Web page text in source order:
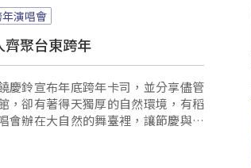
演唱會
齊聚台東跨年
慶鈴宣布年底跨年卡司，並分享儘管
，卻有著得天獨厚的自然環境，有稻
會辦在大自然的舞臺裡，讓節慶與地